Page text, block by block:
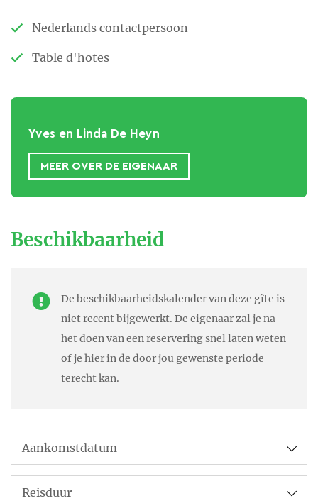
Nederlands contactpersoon
Table d'hotes
Yves en Linda De Heyn
MEER OVER DE EIGENAAR
midden tussen de schilderijen …
En dat niet alleen. Er is ook een
English food shop, waaronder
meer dan zestig soorten
marmelade en thee, bier en
Beschikbaarheid
De beschikbaarheidskalender van deze gîte is
niet recent bijgewerkt. De eigenaar zal je na
het doen van een reservering snel laten weten
of je hier in de door jou gewenste periode
terecht kan.